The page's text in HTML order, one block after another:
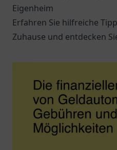
Eigenheim
Erfahren Sie hilfreiche
Zuhause und entdecken